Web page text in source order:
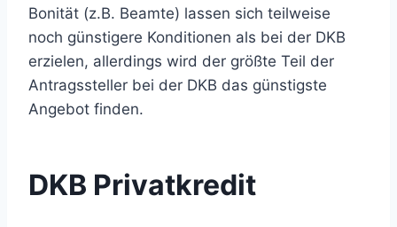
Bonität (z.B. Beamte) lassen sich teilweise
noch günstigere Konditionen als bei der DKB
erzielen, allerdings wird der größte Teil der
Antragssteller bei der DKB das günstigste
Angebot finden.
DKB Privatkredit